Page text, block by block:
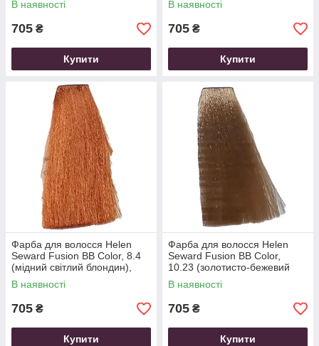
В наявності
705 ₴
Купити
В наявності
705 ₴
Купити
Фарба для волосся Helen
Seward Fusion BB Color, 8.4
(мідний світлий блондин),
100 мл
В наявності
705 ₴
Купити
Фарба для волосся Helen
Seward Fusion BB Color,
10.23 (золотисто-бежевий
ультра світлий блондин), 100
мл
В наявності
705 ₴
Купити